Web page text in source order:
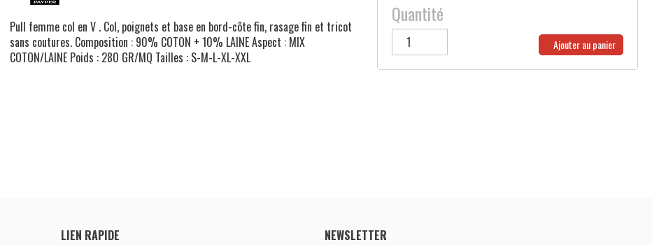
Pull femme col en V . Col, poignets et base en bord-côte fin, rasage fin et tricot
sans coutures. Composition : 90% COTON + 10% LAINE Aspect : MIX
COTON/LAINE Poids : 280 GR/MQ Tailles : S-M-L-XL-XXL
Quantité
Ajouter au panier
LIEN RAPIDE NEWSLETTER